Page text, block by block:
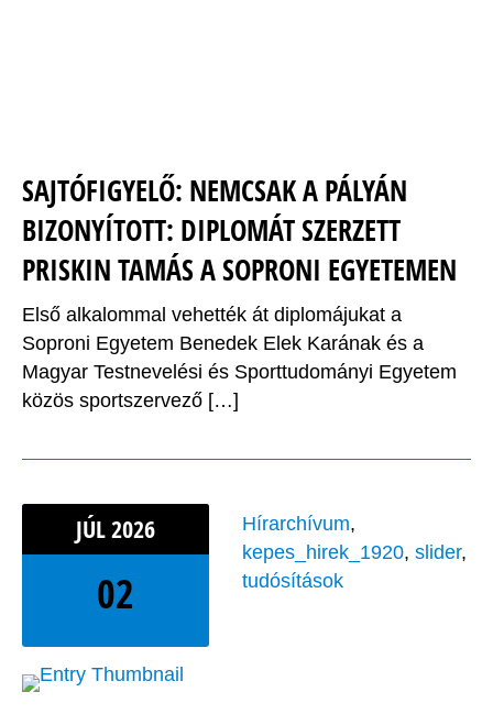
SAJTÓFIGYELŐ: NEMCSAK A PÁLYÁN
BIZONYÍTOTT: DIPLOMÁT SZERZETT
PRISKIN TAMÁS A SOPRONI EGYETEMEN
Első alkalommal vehették át diplomájukat a
Soproni Egyetem Benedek Elek Karának és a
Magyar Testnevelési és Sporttudományi Egyetem
közös sportszervező […]
JÚL2026
02
Hírarchívum,
kepes_hirek_1920, slider,
tudósítások